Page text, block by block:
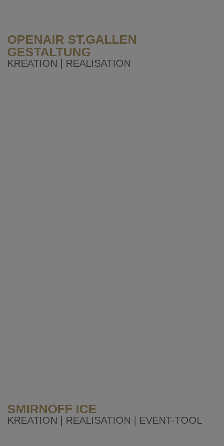
OPENAIR ST.GALLEN
GESTALTUNG
KREATION | REALISATION
SMIRNOFF ICE
KREATION | REALISATION | EVENT-TOOL